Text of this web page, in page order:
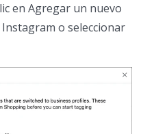
en Agregar un nuevo
o seleccionar